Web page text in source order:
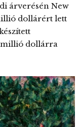
árverésén New
dollárért lett
millió dollárra